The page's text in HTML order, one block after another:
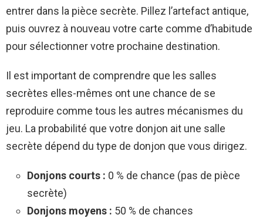
entrer dans la pièce secrète. Pillez l’artefact antique,
puis ouvrez à nouveau votre carte comme d’habitude
pour sélectionner votre prochaine destination.
Il est important de comprendre que les salles
secrètes elles-mêmes ont une chance de se
reproduire comme tous les autres mécanismes du
jeu. La probabilité que votre donjon ait une salle
secrète dépend du type de donjon que vous dirigez.
Donjons courts : 0 % de chance (pas de pièce
secrète)
Donjons moyens : 50 % de chances